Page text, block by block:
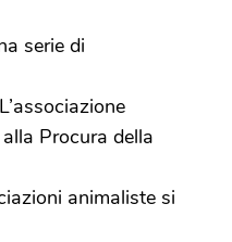
serie di
Procura della
animaliste si